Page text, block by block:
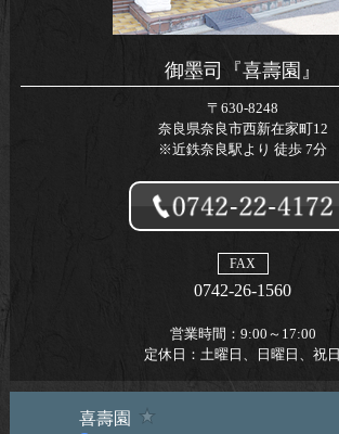
御墨司『喜壽園』
〒630-8248
奈良県奈良市西新在家町12
※近鉄奈良駅より 徒歩 7分
FAX
0742-26-1560
営業時間： 9:00～17:00
定休日： 土曜日、日曜日、祝日